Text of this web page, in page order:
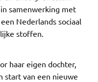
samenwerking met
Nederlands sociaal
stoffen.
haar eigen dochter,
start van een nieuwe